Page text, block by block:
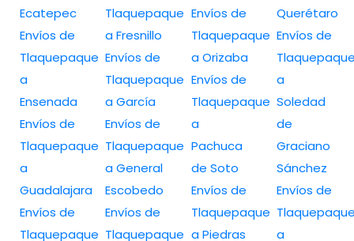
Ecatepec
Envíos de
Tlaquepaque
a
Ensenada
Envíos de
Tlaquepaque
a
Guadalajara
Envíos de
Tlaquepaque
Tlaquepaque
a Fresnillo
Envíos de
Tlaquepaque
a García
Envíos de
Tlaquepaque
a General
Escobedo
Envíos de
Tlaquepaque
Envíos de
Tlaquepaque
a Orizaba
Envíos de
Tlaquepaque
a
Pachuca
de Soto
Envíos de
Tlaquepaque
a Piedras
Querétaro
Envíos de
a
Soledad
de
Graciano
Sánchez
Envíos de
a